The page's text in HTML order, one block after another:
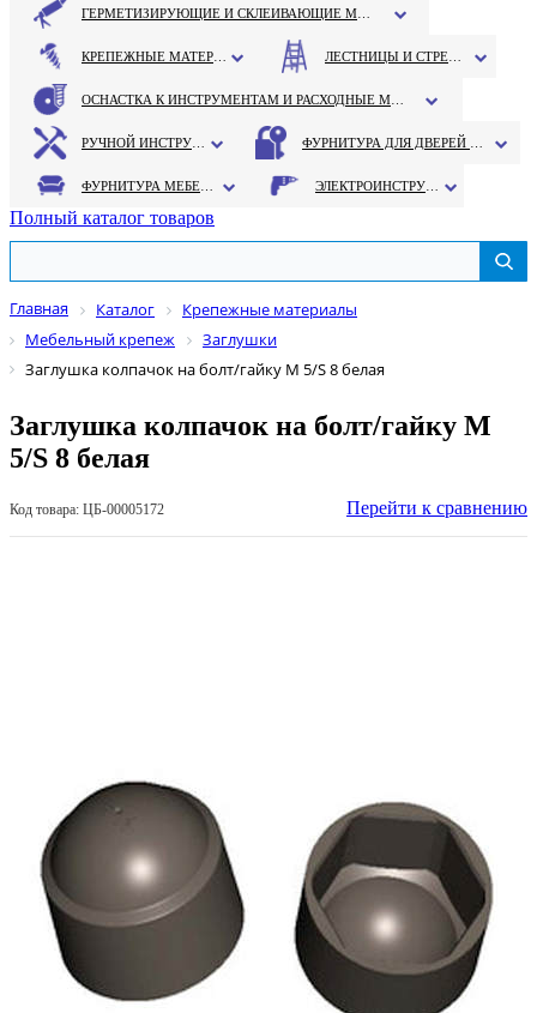
Полный каталог товаров
Главная Каталог
Крепежные материалы
Мебельный крепеж
Заглушки
Заглушка колпачок на болт/гайку M 5/S 8 белая
Заглушка колпачок на болт/гайку M
5/S 8 белая
Код товара: ЦБ-00005172 Перейти к сравнению